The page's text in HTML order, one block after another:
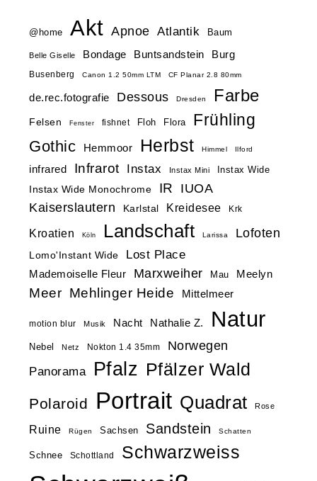
@home Akt Apnoe Atlantik Baum
Belle Giselle Bondage Buntsandstein Burg
Busenberg Canon 1.2 50mm LTM CF Planar 2.8 80mm
de.rec.fotografie Dessous Dresden Farbe
Felsen Fenster fishnet Floh Flora Frühling
Gothic Hemmoor Herbst Himmel Ilford
infrared Infrarot Instax Instax Mini
Instax Wide
Instax Wide Monochrome
IR
IUOA
Kaiserslautern
Karlstal Kreidesee Krk
Kroatien Köln Landschaft Larissa Lofoten
Lomo'Instant Wide Lost Place
Mademoiselle Fleur Marxweiher Mau Meelyn
Meer Mehlinger Heide Mittelmeer
motion blur Musik Nacht Nathalie Z. Natur
Nebel Netz Nokton 1.4 35mm Norwegen
Panorama Pfalz Pfälzer Wald
Polaroid Portrait Quadrat Rose
Ruine Rügen Sachsen Sandstein Schatten
Schnee Schottland Schwarzweiss